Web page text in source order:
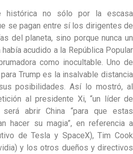
histórica no sólo por la escasa
se pagan entre sí los dirigentes de
del planeta, sino porque nunca un
acudido a la República Popular
como inocultable. Uno de
Trump es la insalvable distancia
posibilidades. Así lo mostró, al
al presidente Xi, “un líder de
será abrir China “para que estas
hacer su magia”, en referencia a
de Tesla y SpaceX), Tim Cook
y los otros dueños y directivos